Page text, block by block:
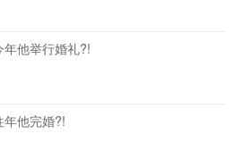
他举行婚礼?!
他完婚?!